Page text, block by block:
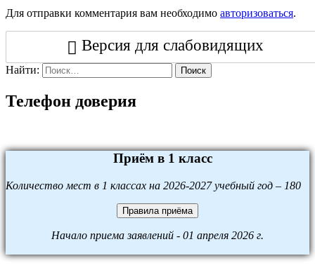
Для отправки комментария вам необходимо авторизоваться.
Версия для слабовидящих
Найти: Поиск
Телефон доверия
Приём в 1 класс
Количество мест в 1 классах на 2026-2027 учебный год – 180
Правила приёма
Начало приема заявлений - 01 апреля 2026 г.